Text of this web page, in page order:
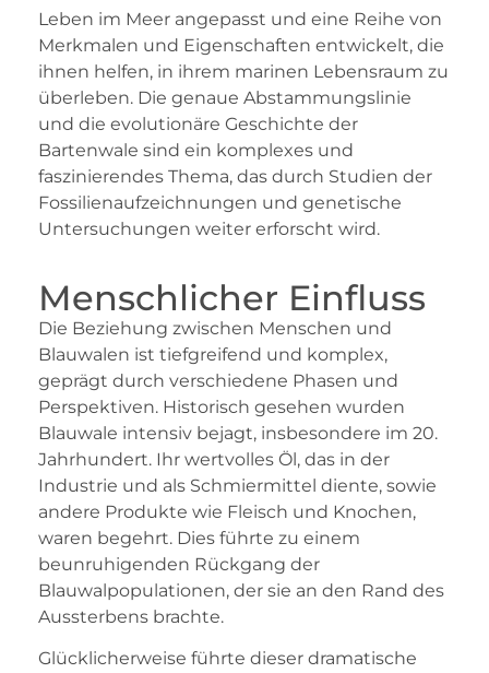
Leben im Meer angepasst und eine Reihe von
Merkmalen und Eigenschaften entwickelt, die
ihnen helfen, in ihrem marinen Lebensraum zu
überleben. Die genaue Abstammungslinie
und die evolutionäre Geschichte der
Bartenwale sind ein komplexes und
faszinierendes Thema, das durch Studien der
Fossilienaufzeichnungen und genetische
Untersuchungen weiter erforscht wird.
Menschlicher Einfluss
Die Beziehung zwischen Menschen und
Blauwalen ist tiefgreifend und komplex,
geprägt durch verschiedene Phasen und
Perspektiven. Historisch gesehen wurden
Blauwale intensiv bejagt, insbesondere im 20.
Jahrhundert. Ihr wertvolles Öl, das in der
Industrie und als Schmiermittel diente, sowie
andere Produkte wie Fleisch und Knochen,
waren begehrt. Dies führte zu einem
beunruhigenden Rückgang der
Blauwalpopulationen, der sie an den Rand des
Aussterbens brachte.
Glücklicherweise führte dieser dramatische